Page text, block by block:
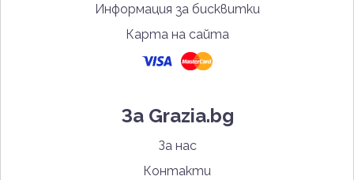
Информация за бисквитки
Карта на сайта
За Grazia.bg
За нас
Контакти